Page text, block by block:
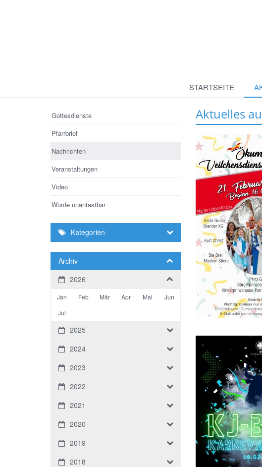
STARTSEITE
Aktuelles
Gottesdienste
Pfarrbrief
Nachrichten
Veranstaltungen
Video
Würde unantastbar
Kategorien
Archiv
2026
Jan Feb Mär Apr Mai
Jun
Jul
2025
2024
2023
2022
2021
2020
2019
2018